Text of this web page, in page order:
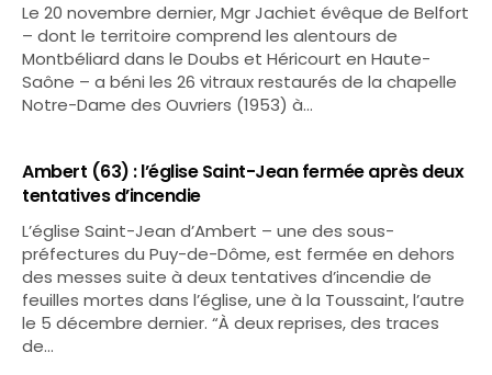
Le 20 novembre dernier, Mgr Jachiet évêque de Belfort
– dont le territoire comprend les alentours de
Montbéliard dans le Doubs et Héricourt en Haute-
Saône – a béni les 26 vitraux restaurés de la chapelle
Notre-Dame des Ouvriers (1953) à…
Ambert (63) : l’église Saint-Jean fermée après deux
tentatives d’incendie
L’église Saint-Jean d’Ambert – une des sous-
préfectures du Puy-de-Dôme, est fermée en dehors
des messes suite à deux tentatives d’incendie de
feuilles mortes dans l’église, une à la Toussaint, l’autre
le 5 décembre dernier. “À deux reprises, des traces
de…